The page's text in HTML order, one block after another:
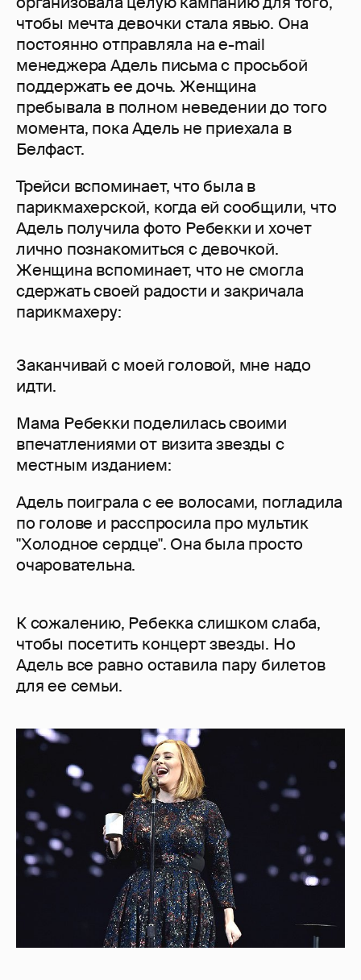
чтобы мечта девочки стала явью. Она
постоянно отправляла на e-mail
менеджера Адель письма с просьбой
поддержать ее дочь. Женщина
пребывала в полном неведении до того
момента, пока Адель не приехала в
Белфаст.
Трейси вспоминает, что была в
парикмахерской, когда ей сообщили, что
Адель получила фото Ребекки и хочет
лично познакомиться с девочкой.
Женщина вспоминает, что не смогла
сдержать своей радости и закричала
парикмахеру:
Заканчивай с моей головой, мне надо
идти.
Мама Ребекки поделилась своими
впечатлениями от визита звезды с
местным изданием:
Адель поиграла с ее волосами, погладила
по голове и расспросила про мультик
"Холодное сердце". Она была просто
очаровательна.
К сожалению, Ребекка слишком слаба,
чтобы посетить концерт звезды. Но
Адель все равно оставила пару билетов
для ее семьи.